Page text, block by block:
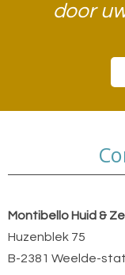
door
Montibello Huid &
Huzenblek 75
B-2381 Weelde-